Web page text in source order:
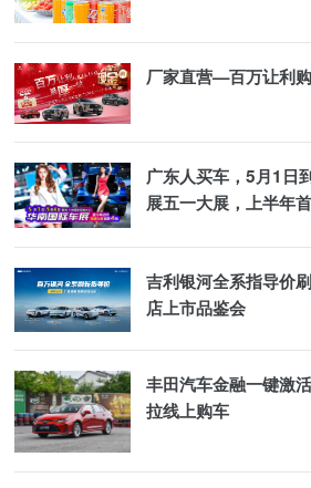
厂家直营—百万让利
广东人买车，5月1日
展五一大展，上半年
吉利银河全系指导价
店上市品鉴会
丰田汽车金融一键激
拉线上购车